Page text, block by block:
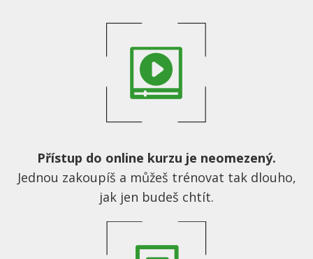
Přístup do online kurzu je neomezený.
Jednou zakoupíš a můžeš trénovat tak dlouho,
jak jen budeš chtít.